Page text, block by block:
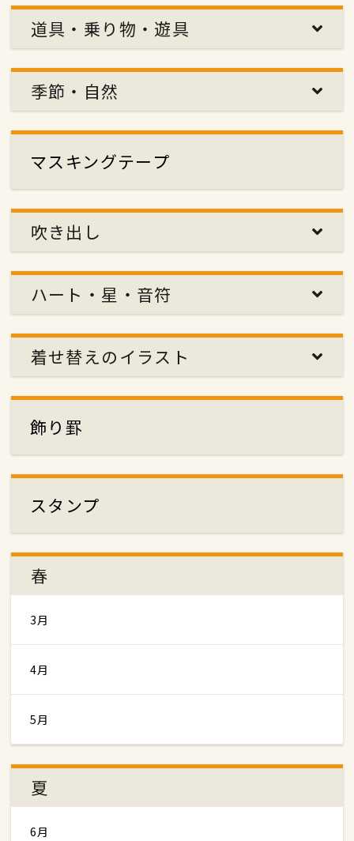
道具・乗り物・遊具
季節・自然
マスキングテープ
吹き出し
ハート・星・音符
着せ替えのイラスト
飾り罫
スタンプ
春
3月
4月
5月
夏
6月